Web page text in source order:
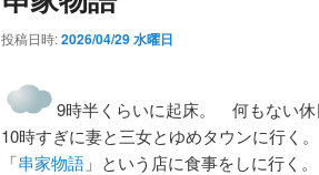
投稿日時:2026/04/29 水曜日
9時半くらいに起床。 何もない
10時すぎに妻と三女とゆめタウンに行
「串家物語 」という店に食事をしに行く。